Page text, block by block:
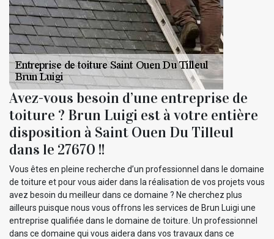
Avez-vous besoin d’une entreprise de
toiture ? Brun Luigi est à votre entière
disposition à Saint Ouen Du Tilleul
dans le 27670 !!
Vous êtes en pleine recherche d’un professionnel dans le domaine
de toiture et pour vous aider dans la réalisation de vos projets vous
avez besoin du meilleur dans ce domaine ? Ne cherchez plus
ailleurs puisque nous vous offrons les services de Brun Luigi une
entreprise qualifiée dans le domaine de toiture. Un professionnel
dans ce domaine qui vous aidera dans vos travaux dans ce